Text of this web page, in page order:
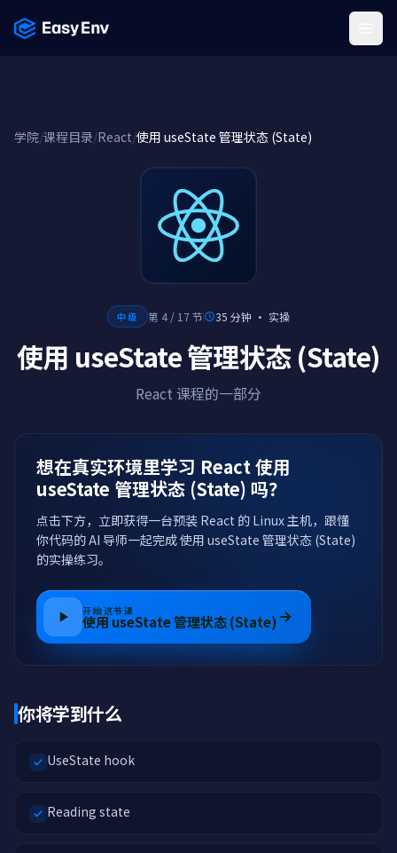
学院/课程目录/React/使用 useState 管理状态 (State)
中级 第 4 / 17 节 35 分钟 · 实操
使用 useState 管理状态 (State)
React 课程的一部分
想在真实环境里学习 React 使用
useState 管理状态 (State) 吗？
点击下方，立即获得一台预装 React 的 Linux 主机，跟懂
你代码的 AI 导师一起完成 使用 useState 管理状态 (State)
的实操练习。
开始这节课
使用 useState 管理状态 (State)
你将学到什么
UseState hook
Reading state